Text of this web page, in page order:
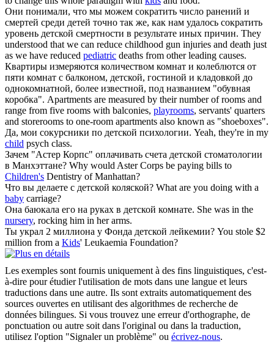
Они понимали, что мы можем сократить число ранений и
смертей среди детей точно так же, как нам удалось сократить
уровень детской смертности в результате иных причин. They
understood that we can reduce childhood gun injuries and death just
as we have reduced pediatric deaths from other leading causes.
Квартиры измеряются количеством комнат и колеблются от
пяти комнат с балконом, детской, гостиной и кладовкой до
однокомнатной, более известной, под названием "обувная
коробка". Apartments are measured by their number of rooms and
range from five rooms with balconies, playrooms, servants' quarters
and storerooms to one-room apartments also known as "shoeboxes".
Да, мои сокурсники по детской психологии. Yeah, they're in my
child psych class.
Зачем "Астер Корпс" оплачивать счета детской стоматологии
в Манхэттане? Why would Aster Corps be paying bills to
Children's Dentistry of Manhattan?
Что вы делаете с детской коляской? What are you doing with a
baby carriage?
Она баюкала его на руках в детской комнате. She was in the
nursery, rocking him in her arms.
Ты украл 2 миллиона у Фонда детской лейкемии? You stole $2
million from a Kids' Leukaemia Foundation?
Les exemples sont fournis uniquement à des fins linguistiques, c'est-
à-dire pour étudier l'utilisation de mots dans une langue et leurs
traductions dans une autre. Ils sont extraits automatiquement des
sources ouvertes en utilisant des algorithmes de recherche de
données bilingues. Si vous trouvez une erreur d'orthographe, de
ponctuation ou autre soit dans l'original ou dans la traduction,
utilisez l'option "Signaler un problème" ou écrivez-nous.